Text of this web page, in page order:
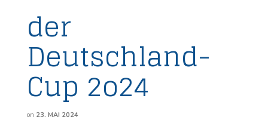
der
Deutschland-
Cup 2o24
on 23. MAI 2024